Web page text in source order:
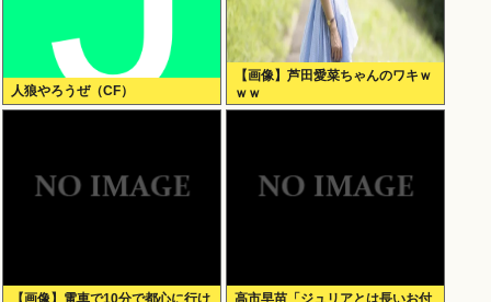
人狼やろうぜ（CF）
【画像】芦田愛菜ちゃんのワキｗ
ｗｗ
【画像】電車で10分で都心に行け
高市早苗「ジュリアとは長いお付